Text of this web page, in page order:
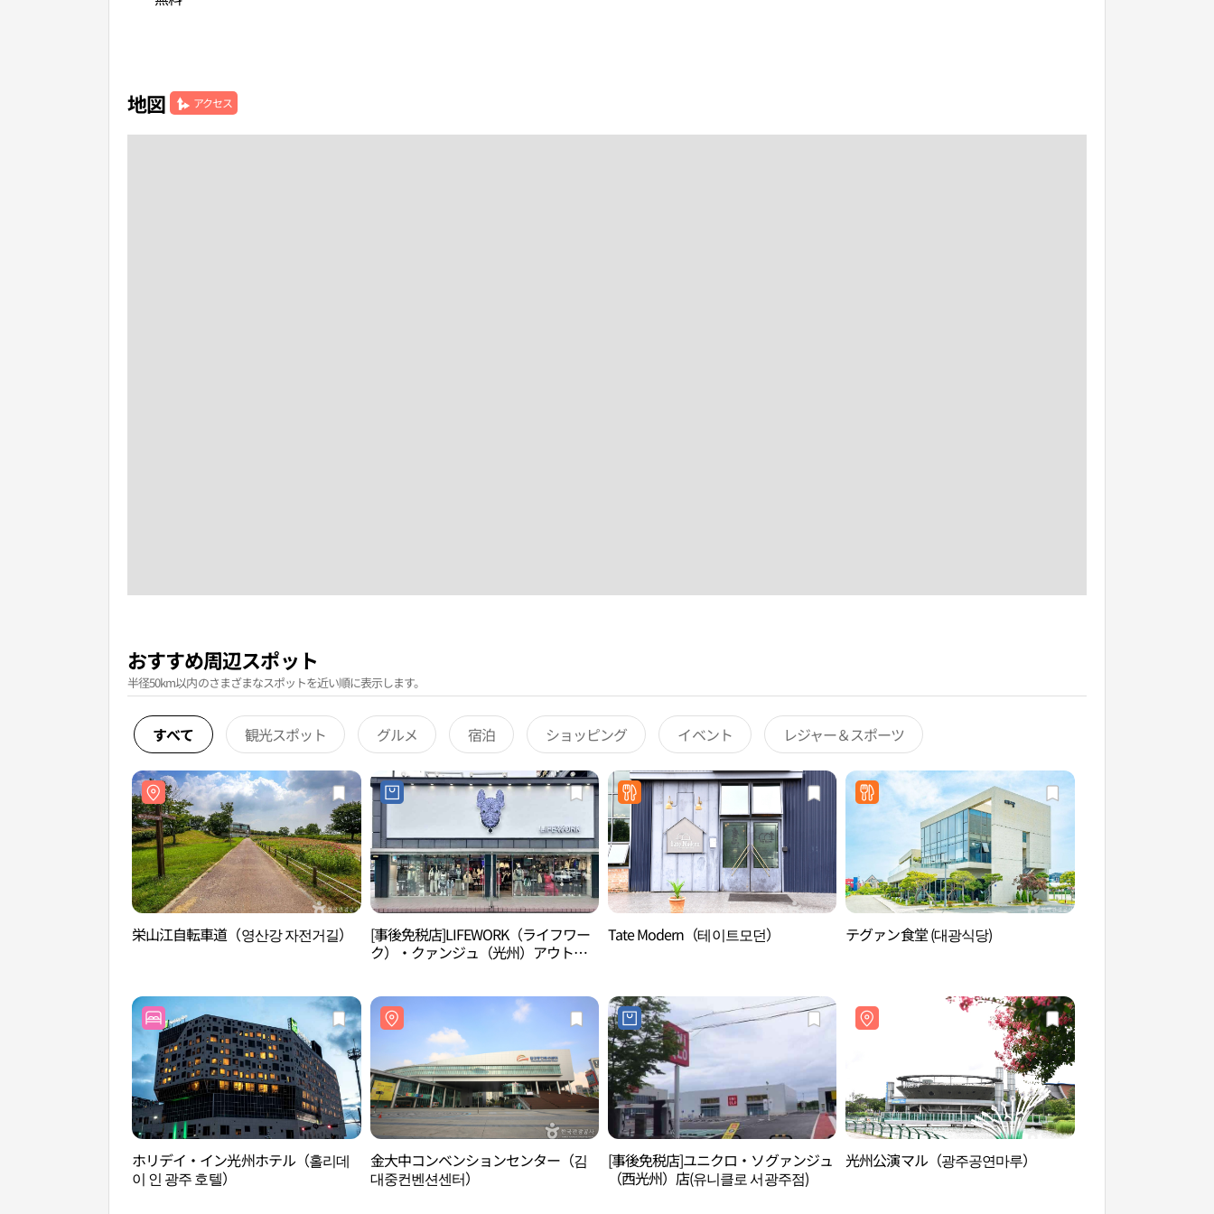
地図 アクセス
おすすめ周辺スポット
半径50km以内のさまざまなスポットを近い順に表示します。
すべて 観光スポット グルメ 宿泊 ショッピング イベント レジャー＆スポーツ
栄山江自転車道（영산강 자전거길）
[事後免税店]LIFEWORK（ライフワー
ク）・クァンジュ（光州）アウトレ
Tate Modern（테이트모던） テグァン食堂 (대광식당)
ホリデイ・イン光州ホテル（홀리데
이 인 광주 호텔）
金大中コンベンションセンター（김
대중컨벤션센터）
[事後免税店]ユニクロ・ソグァンジュ
（西光州）店(유니클로 서광주점)
光州公演マル（광주공연마루）